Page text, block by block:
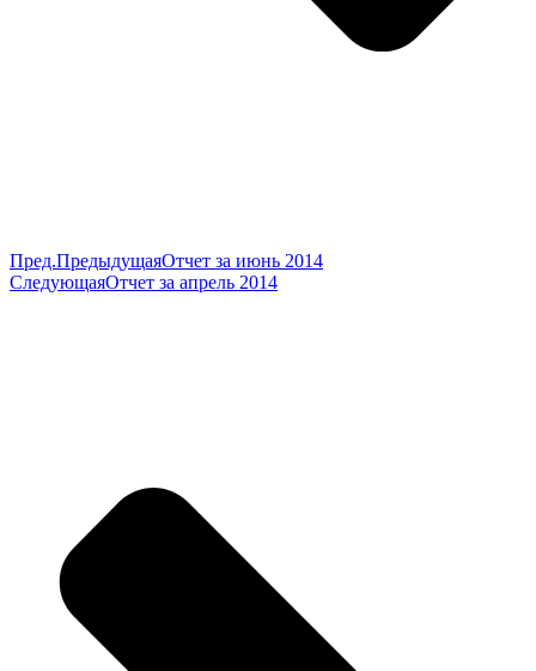
Пред.ПредыдущаяОтчет за июнь 2014
СледующаяОтчет за апрель 2014